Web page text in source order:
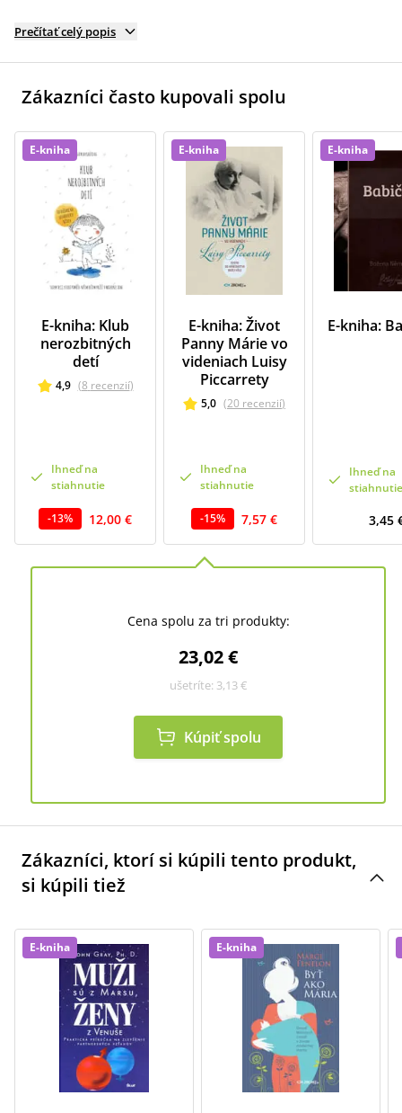
Prečítať celý popis
Zákazníci často kupovali spolu
E-kniha
E-kniha: Klub
nerozbitných
detí
4,9 (8 recenzií)
Ihneď na
stiahnutie
-13% 12,00 €
E-kniha
E-kniha: Život
Panny Márie vo
videniach Luisy
Piccarrety
5,0 (20 recenzií)
Ihneď na
stiahnutie
-15% 7,57 €
E-kniha
E-kniha:
Ihneď na
stiahnutie
3,45
Cena spolu za tri produkty:
23,02 €
ušetríte: 3,13 €
Kúpiť spolu
Zákazníci, ktorí si kúpili tento produkt,
si kúpili tiež
E-kniha E-kniha